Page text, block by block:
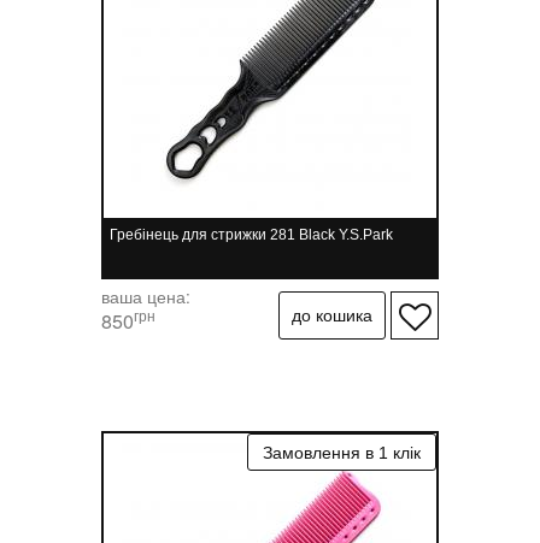
Гребінець для стрижки 281 Black Y.S.Park
ваша цена:
850грн